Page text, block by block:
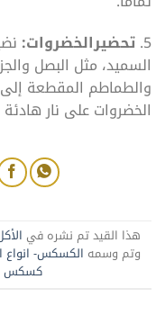
5. تحضيرالخضروات:
السميد، مثل البصل
والطماطم المقطعة
الخضروات على نار
هذا القيد تم نشره في
وتم وسمه الكسكس-
كسكس